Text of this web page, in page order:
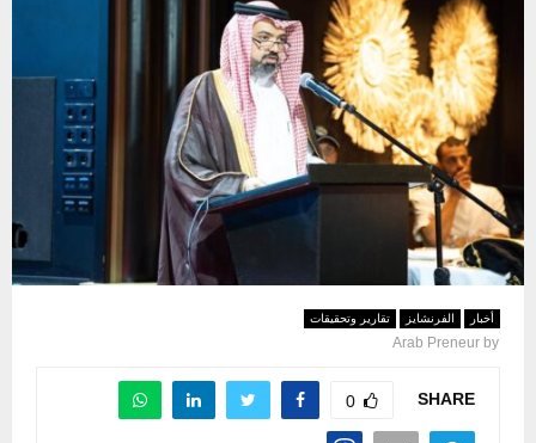
أخبار الفرنشايز تقارير وتحقيقات
by
Arab Preneur
SHARE
0